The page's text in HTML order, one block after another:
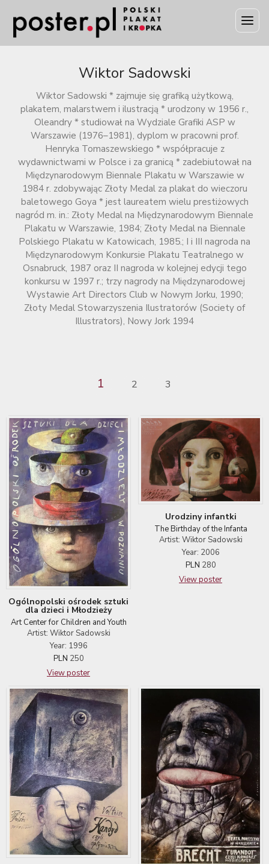
Wiktor Sadowski
Wiktor Sadowski * zajmuje się grafiką użytkową,
plakatem, malarstwem i ilustracją * urodzony w 1956 r.,
Oleandry * studiował na Wydziale Grafiki ASP w
Warszawie (1976–1981), dyplom w pracowni prof.
Henryka Tomaszewskiego * współpracuje z
wydawnictwami w Polsce i za granicą * zadebiutował na
Międzynarodowym Biennale Plakatu w Warszawie w
1984 r. zdobywając Złoty Medal za plakat do wieczoru
baletowego Goya * jest laureatem wielu prestiżowych
nagród m. in.: Złoty Medal na Międzynarodowym Biennale
Plakatu w Warszawie, 1984; Złoty Medal na Biennale
Polskiego Plakatu w Katowicach, 1985.; I i III nagroda na
Międzynarodowym Konkursie Plakatu Teatralnego w
Osnabruck, 1987 oraz II nagroda w kolejnej edycji tego
konkursu w 1997 r.; trzy nagrody na Międzynarodowej
Wystawie Art Directors Club w Nowym Jorku, 1990;
Złoty Medal Stowarzyszenia Ilustratorów (Society of
Illustrators), Nowy Jork 1994
1 2 3
Ogólnopolski ośrodek sztuki
dla dzieci i Młodzieży
Art Center for Children and Youth
Artist: Wiktor Sadowski
Year: 1996
PLN 250
View poster
Urodziny infantki
The Birthday of the Infanta
Artist: Wiktor Sadowski
Year: 2006
PLN 280
View poster